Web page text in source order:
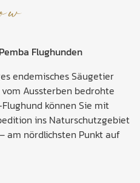
Flughunden
endemisches Säugetier
Aussterben bedrohte
können Sie mit
ins Naturschutzgebiet
am nördlichsten Punkt auf